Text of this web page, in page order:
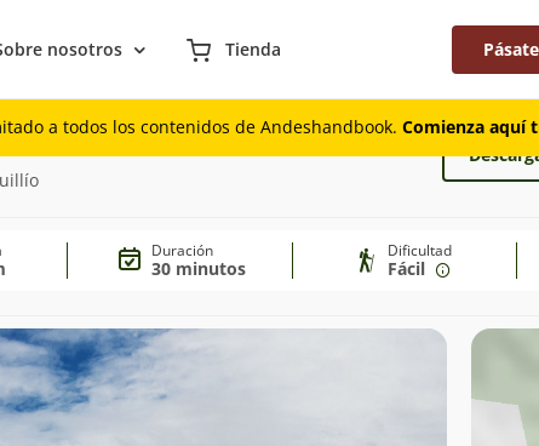
nosotros Tienda
a todos los contenidos de Andeshandbook. Comienza aquí
Duración
30 minutos
Dificultad
Fácil